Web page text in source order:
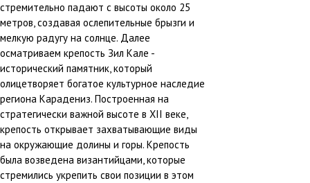
стремительно падают с высоты около 25
метров, создавая ослепительные брызги и
мелкую радугу на солнце. Далее
осматриваем крепость Зил Кале -
исторический памятник, который
олицетворяет богатое культурное наследие
региона Карадениз. Построенная на
стратегически важной высоте в XII веке,
крепость открывает захватывающие виды
на окружающие долины и горы. Крепость
была возведена византийцами, которые
стремились укрепить свои позиции в этом